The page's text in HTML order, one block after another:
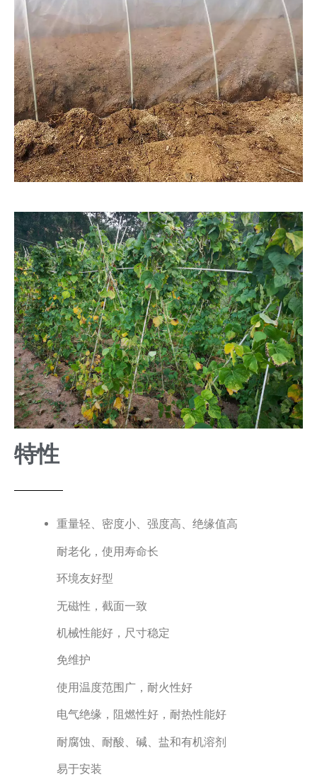
特性
重量轻、密度小、强度高、绝缘值高
耐老化，使用寿命长
环境友好型
无磁性，截面一致
机械性能好，尺寸稳定
免维护
使用温度范围广，耐火性好
电气绝缘，阻燃性好，耐热性能好
耐腐蚀、耐酸、碱、盐和有机溶剂
易于安装